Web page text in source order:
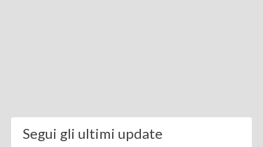
Segui gli ultimi update